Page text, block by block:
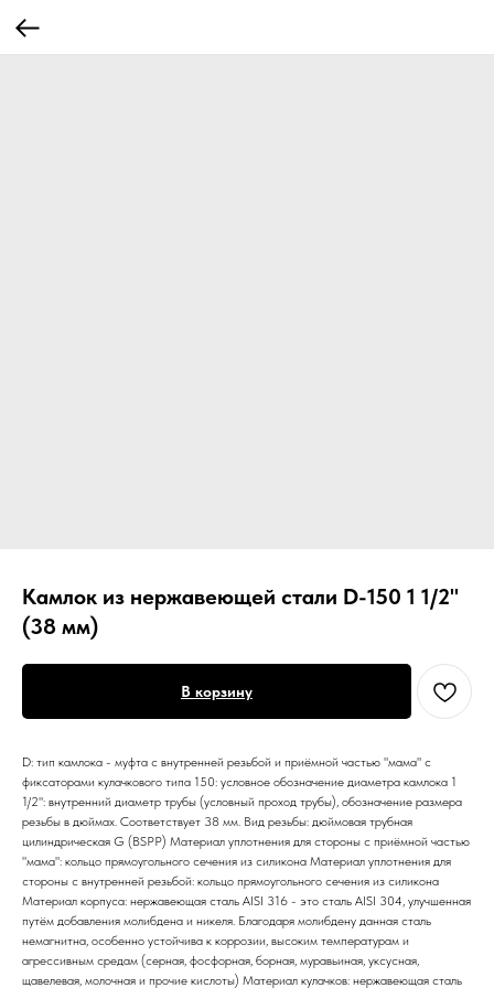
Камлок из нержавеющей стали D-150 1 1/2"
(38 мм)
В корзину
D: тип камлока - муфта с внутренней резьбой и приёмной частью "мама" с
фиксаторами кулачкового типа 150: условное обозначение диаметра камлока 1
1/2": внутренний диаметр трубы (условный проход трубы), обозначение размера
резьбы в дюймах. Соответствует 38 мм. Вид резьбы: дюймовая трубная
цилиндрическая G (BSPP) Материал уплотнения для стороны с приёмной частью
"мама": кольцо прямоугольного сечения из силикона Материал уплотнения для
стороны с внутренней резьбой: кольцо прямоугольного сечения из силикона
Материал корпуса: нержавеющая сталь AISI 316 - это сталь AISI 304, улучшенная
путём добавления молибдена и никеля. Благодаря молибдену данная сталь
немагнитна, особенно устойчива к коррозии, высоким температурам и
агрессивным средам (серная, фосфорная, борная, муравьиная, уксусная,
щавелевая, молочная и прочие кислоты) Материал кулачков: нержавеющая сталь